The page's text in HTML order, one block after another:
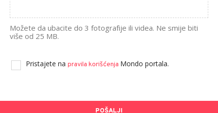
Možete da ubacite do 3 fotografije ili videa. Ne smije biti
više od 25 MB.
Pristajete na pravila korišćenja Mondo portala.
POŠALJI